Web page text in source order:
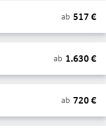
ab 517 €
ab 1.630€
ab 720€